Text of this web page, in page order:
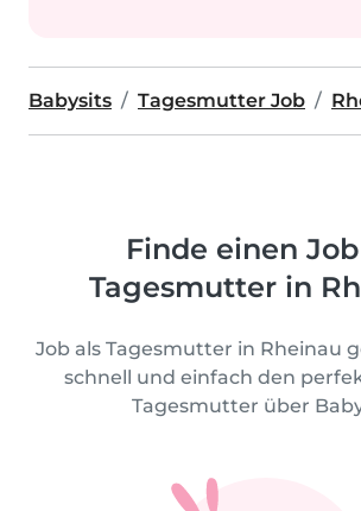
Babysits Tagesmutter Job
Finde einen
Tagesmutter in
Job als Tagesmutter in Rheinau
schnell und einfach den
Tagesmutter über